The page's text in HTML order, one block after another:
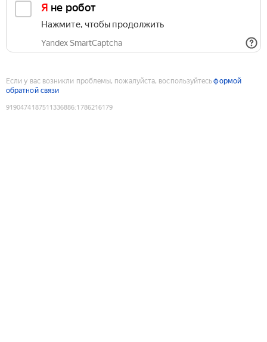
Я не робот
Нажмите, чтобы продолжить
Yandex SmartCaptcha
Если у вас возникли проблемы, пожалуйста, воспользуйтесьформой
обратной связи
9190474187511336886:1786216179